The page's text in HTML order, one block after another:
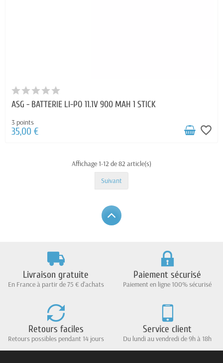
ASG - BATTERIE LI-PO 11.1V 900 MAH 1 STICK
3 points
35,00 € favorite_border
Affichage 1-12 de 82 article(s)
Suivant
Livraison gratuite
En France à partir de 75 € d'achats
Paiement sécurisé
Paiement en ligne 100% sécurisé
Retours faciles
Retours possibles pendant 14 jours
Service client
Du lundi au vendredi de 9h à 18h